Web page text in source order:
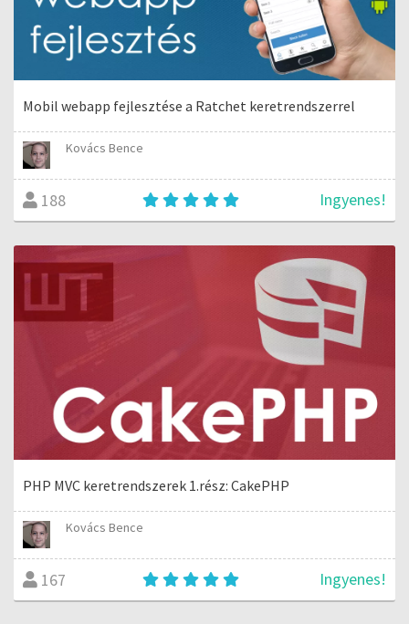
Mobil webapp fejlesztése a Ratchet keretrendszerrel
Kovács Bence
188 Ingyenes!
PHP MVC keretrendszerek 1.rész: CakePHP
Kovács Bence
167 Ingyenes!